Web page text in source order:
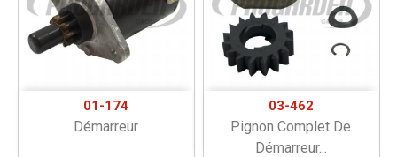
01-174
Démarreur
03-462
Pignon Complet De
Démarreur...